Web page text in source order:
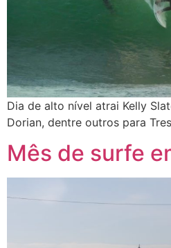
Dia de alto nível atrai Kelly
Dorian, dentre outros para
Mês de surfe